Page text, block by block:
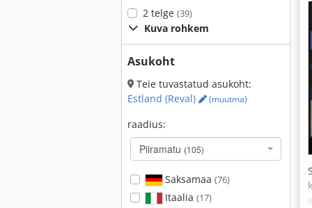
2 telge (39)
Kuva rohkem
Asukoht
Teie tuvastatud asukoht:
Estland (Reval)
(muutma)
raadius:
Piiramatu (105)
Saksamaa (76)
Itaalia (17)